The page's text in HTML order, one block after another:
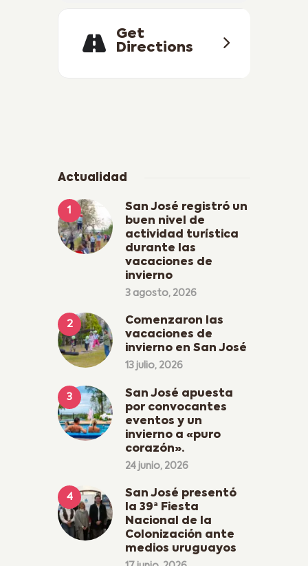
Get
Directions
Actualidad
San José registró un
buen nivel de
actividad turística
durante las
vacaciones de
invierno
3 agosto, 2026
Comenzaron las
vacaciones de
invierno en San José
13 julio, 2026
San José apuesta
por convocantes
eventos y un
invierno a «puro
corazón».
24 junio, 2026
San José presentó
la 39ª Fiesta
Nacional de la
Colonización ante
medios uruguayos